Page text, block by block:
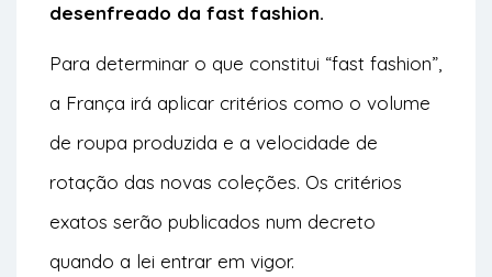
desenfreado da fast fashion.
Para determinar o que constitui “fast fashion”,
a França irá aplicar critérios como o volume
de roupa produzida e a velocidade de
rotação das novas coleções. Os critérios
exatos serão publicados num decreto
quando a lei entrar em vigor.